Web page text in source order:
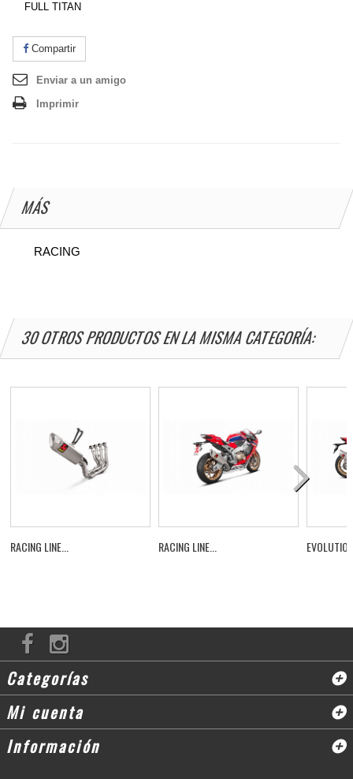
FULL TITAN
Compartir
Enviar a un amigo
Imprimir
MÁS
RACING
30 OTROS PRODUCTOS EN LA MISMA CATEGORÍA:
RACING LINE... RACING LINE...
Categorías
Mi cuenta
Información